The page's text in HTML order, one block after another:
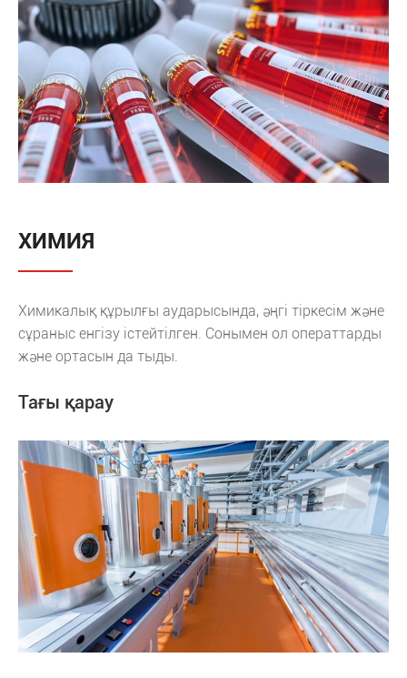
ХИМИЯ
Химикалық құрылғы аударысында, әңгі тіркесім және
сұраныс енгізу істейтілген. Сонымен ол операттарды
және ортасын да тыды.
Тағы қарау